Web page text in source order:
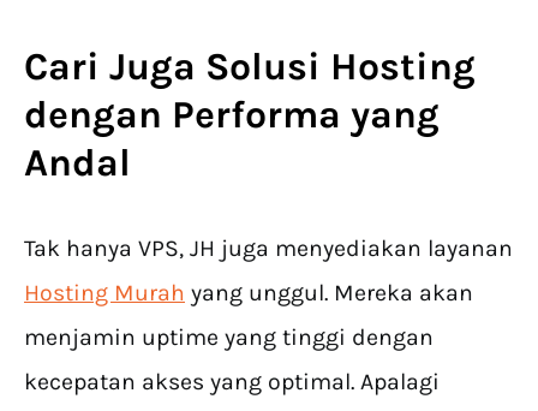
Cari Juga Solusi Hosting
dengan Performa yang
Andal
Tak hanya VPS, JH juga menyediakan layanan
Hosting Murah yang unggul. Mereka akan
menjamin uptime yang tinggi dengan
kecepatan akses yang optimal. Apalagi